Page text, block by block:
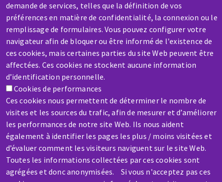
demande de services, telles que la définition de vos
préférences en matière de confidentialité, la connexion ou le
remplissage de formulaires. Vous pouvez configurer votre
navigateur afin de bloquer ou être informé de l'existence de
ces cookies, mais certaines parties du site Web peuvent être
affectées. Ces cookies ne stockent aucune information
d’identification personnelle.
Cookies de performances
Ces cookies nous permettent de déterminer le nombre de
visites et les sources du trafic, afin de mesurer et d’améliorer
les performances de notre site Web. Ils nous aident
également à identifier les pages les plus / moins visitées et
d’évaluer comment les visiteurs naviguent sur le site Web.
Toutes les informations collectées par ces cookies sont
agrégées et donc anonymisées. Si vous n'acceptez pas ces
Contactez-nous